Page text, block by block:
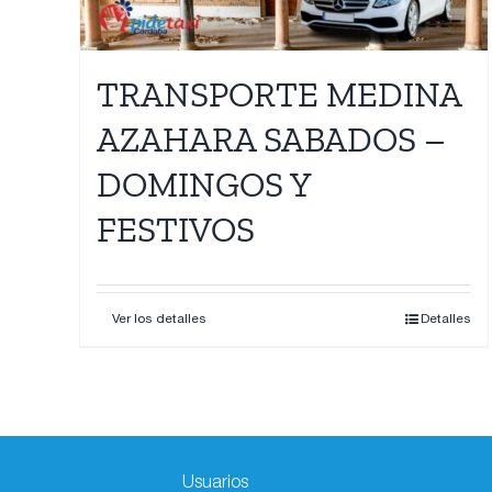
TRANSPORTE MEDINA
AZAHARA SABADOS –
DOMINGOS Y
FESTIVOS
Ver los detalles Detalles
Usuarios